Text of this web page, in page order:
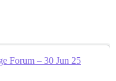
Forum – 30 Jun 25